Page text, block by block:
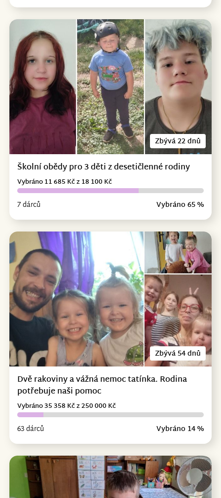
Zbývá 22 dnů
Školní obědy pro 3 děti z desetičlenné rodiny
7 dárců Vybráno 65 %
Vybráno 11 685 Kč z 18 100 Kč
Zbývá 54 dnů
Dvě rakoviny a vážná nemoc tatínka. Rodina
potřebuje naši pomoc
63 dárců Vybráno 14 %
Vybráno 35 358 Kč z 250 000 Kč